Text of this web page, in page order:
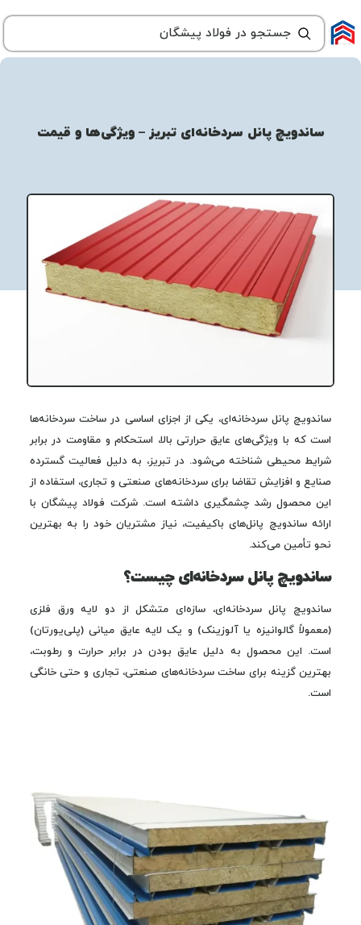
ساندویچ پانل سردخانه‌ای تبریز – ویژگی‌ها و قیمت
ساندویچ پانل سردخانه‌ای، یکی از اجزای اساسی در ساخت سردخانه‌ها
است که با ویژگی‌های عایق حرارتی بالا، استحکام و مقاومت در برابر
شرایط محیطی شناخته می‌شود. در تبریز، به دلیل فعالیت گسترده
صنایع و افزایش تقاضا برای سردخانه‌های صنعتی و تجاری، استفاده از
این محصول رشد چشمگیری داشته است. شرکت فولاد پیشگان با
ارائه ساندویچ پانل‌های باکیفیت، نیاز مشتریان خود را به بهترین
نحو تأمین می‌کند.
ساندویچ پانل سردخانه‌ای چیست؟
ساندویچ پانل سردخانه‌ای، سازه‌ای متشکل از دو لایه ورق فلزی
(معمولاً گالوانیزه یا آلوزینک) و یک لایه عایق میانی (پلی‌یورتان)
است. این محصول به دلیل عایق بودن در برابر حرارت و رطوبت،
بهترین گزینه برای ساخت سردخانه‌های صنعتی، تجاری و حتی خانگی
است.